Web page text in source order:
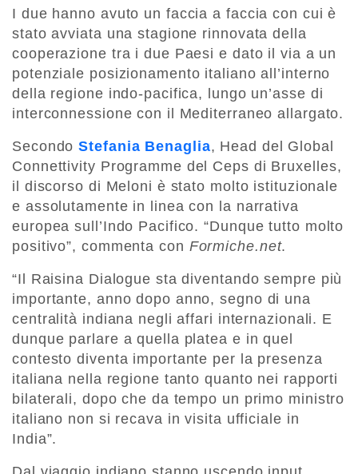
I due hanno avuto un faccia a faccia con cui è
stato avviata una stagione rinnovata della
cooperazione tra i due Paesi e dato il via a un
potenziale posizionamento italiano all’interno
della regione indo-pacifica, lungo un’asse di
interconnessione con il Mediterraneo allargato.
SecondoStefania Benaglia, Head del Global
Connettivity Programme del Ceps di Bruxelles,
il discorso di Meloni è stato molto istituzionale
e assolutamente in linea con la narrativa
europea sull’Indo Pacifico. “Dunque tutto molto
positivo”, commenta con Formiche.net.
“Il Raisina Dialogue sta diventando sempre più
importante, anno dopo anno, segno di una
centralità indiana negli affari internazionali. E
dunque parlare a quella platea e in quel
contesto diventa importante per la presenza
italiana nella regione tanto quanto nei rapporti
bilaterali, dopo che da tempo un primo ministro
italiano non si recava in visita ufficiale in
India”.